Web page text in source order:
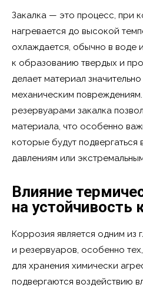
Закалка — это процесс, при
нагревается до высокой
охлаждается, обычно в воде
к образованию твердых и
делает материал
механическим
резервуарами закалка
материала, что особенно
которые будут подвергаться
давлениям или
Влияние
на устойчивость
Коррозия является одним из
и резервуаров, особенно
для хранения химически
подвергаются воздействию